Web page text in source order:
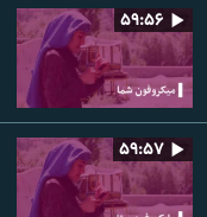
۵۹:۵۶
۵۹:۵۷